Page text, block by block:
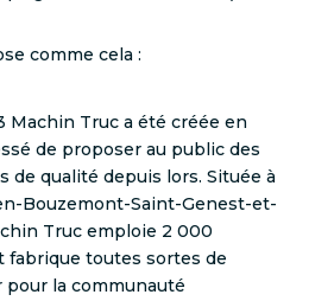
comme cela :
Machin Truc a été créée en
de proposer au public des
de qualité depuis lors. Située à
Bouzemont-Saint-Genest-et-
Truc emploie 2 000
fabrique toutes sortes de
pour la communauté